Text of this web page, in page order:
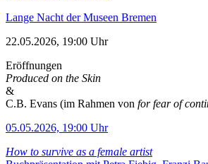
Lange Nacht der Museen Bremen
22.05.2026, 19:00 Uhr
Eröffnungen
Produced on the Skin
&
C.B. Evans (im Rahmen von for fear of
05.05.2026, 19:00 Uhr
How to survive as a female artist